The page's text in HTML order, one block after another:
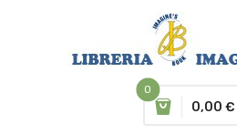
0
0,00 €